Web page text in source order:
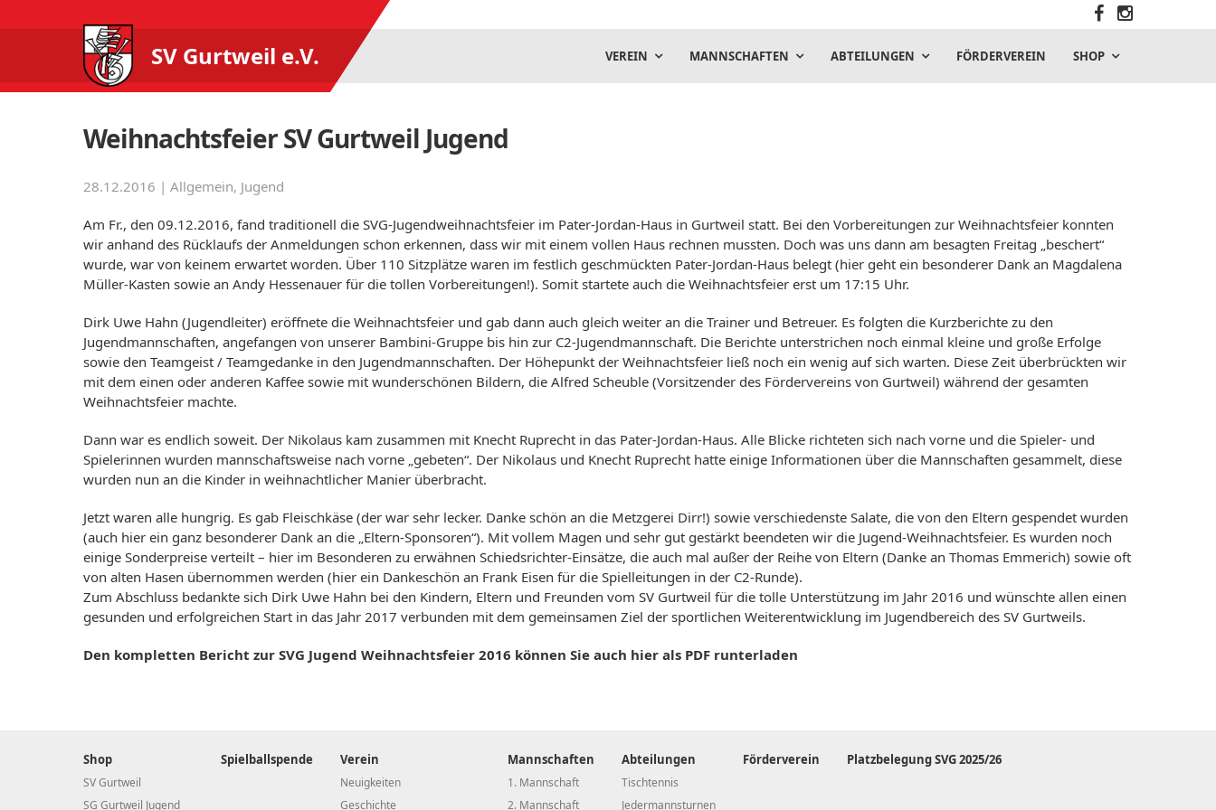
SV Gurtweil e.V. VEREIN MANNSCHAFTEN ABTEILUNGEN FÖRDERVEREIN SHOP
Weihnachtsfeier SV Gurtweil Jugend
28.12.2016 | Allgemein, Jugend
Am Fr., den 09.12.2016, fand traditionell die SVG-Jugendweihnachtsfeier im Pater-Jordan-Haus in Gurtweil statt. Bei den Vorbereitungen zur Weihnachtsfeier konnten
wir anhand des Rücklaufs der Anmeldungen schon erkennen, dass wir mit einem vollen Haus rechnen mussten. Doch was uns dann am besagten Freitag „beschert“
wurde, war von keinem erwartet worden. Über 110 Sitzplätze waren im festlich geschmückten Pater-Jordan-Haus belegt (hier geht ein besonderer Dank an Magdalena
Müller-Kasten sowie an Andy Hessenauer für die tollen Vorbereitungen!). Somit startete auch die Weihnachtsfeier erst um 17:15 Uhr.
Dirk Uwe Hahn (Jugendleiter) eröffnete die Weihnachtsfeier und gab dann auch gleich weiter an die Trainer und Betreuer. Es folgten die Kurzberichte zu den
Jugendmannschaften, angefangen von unserer Bambini-Gruppe bis hin zur C2-Jugendmannschaft. Die Berichte unterstrichen noch einmal kleine und große Erfolge
sowie den Teamgeist / Teamgedanke in den Jugendmannschaften. Der Höhepunkt der Weihnachtsfeier ließ noch ein wenig auf sich warten. Diese Zeit überbrückten wir
mit dem einen oder anderen Kaffee sowie mit wunderschönen Bildern, die Alfred Scheuble (Vorsitzender des Fördervereins von Gurtweil) während der gesamten
Weihnachtsfeier machte.
Dann war es endlich soweit. Der Nikolaus kam zusammen mit Knecht Ruprecht in das Pater-Jordan-Haus. Alle Blicke richteten sich nach vorne und die Spieler- und
Spielerinnen wurden mannschaftsweise nach vorne „gebeten“. Der Nikolaus und Knecht Ruprecht hatte einige Informationen über die Mannschaften gesammelt, diese
wurden nun an die Kinder in weihnachtlicher Manier überbracht.
Jetzt waren alle hungrig. Es gab Fleischkäse (der war sehr lecker. Danke schön an die Metzgerei Dirr!) sowie verschiedenste Salate, die von den Eltern gespendet wurden
(auch hier ein ganz besonderer Dank an die „Eltern-Sponsoren“). Mit vollem Magen und sehr gut gestärkt beendeten wir die Jugend-Weihnachtsfeier. Es wurden noch
einige Sonderpreise verteilt – hier im Besonderen zu erwähnen Schiedsrichter-Einsätze, die auch mal außer der Reihe von Eltern (Danke an Thomas Emmerich) sowie oft
von alten Hasen übernommen werden (hier ein Dankeschön an Frank Eisen für die Spielleitungen in der C2-Runde).
Zum Abschluss bedankte sich Dirk Uwe Hahn bei den Kindern, Eltern und Freunden vom SV Gurtweil für die tolle Unterstützung im Jahr 2016 und wünschte allen einen
gesunden und erfolgreichen Start in das Jahr 2017 verbunden mit dem gemeinsamen Ziel der sportlichen Weiterentwicklung im Jugendbereich des SV Gurtweils.
Den kompletten Bericht zur SVG Jugend Weihnachtsfeier 2016 können Sie auch hier als PDF runterladen
Shop
SV Gurtweil
SG Gurtweil Jugend
Spielballspende Verein
Neuigkeiten
Geschichte
Mannschaften
1. Mannschaft
2. Mannschaft
Abteilungen
Tischtennis
Jedermannsturnen
Förderverein Platzbelegung SVG 2025/26